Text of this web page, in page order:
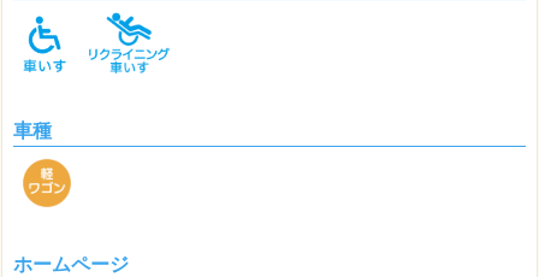
車種
ホームページ